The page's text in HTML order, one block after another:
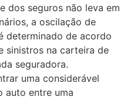
dos seguros não leva em
a oscilação de
determinado de acordo
sinistros na carteira de
seguradora.
uma considerável
auto entre uma